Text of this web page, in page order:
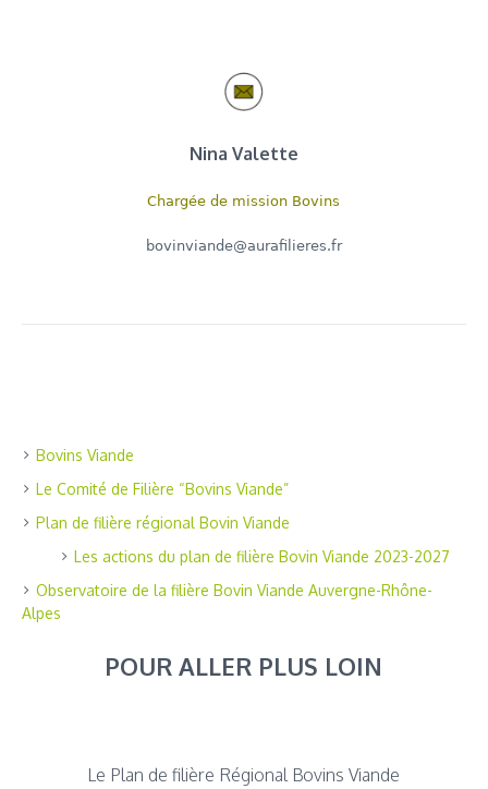
Nina Valette
Chargée de mission Bovins
bovinviande@aurafilieres.fr
Bovins Viande
Le Comité de Filière “Bovins Viande”
Plan de filière régional Bovin Viande
Les actions du plan de filière Bovin Viande 2023-2027
Observatoire de la filière Bovin Viande Auvergne-Rhône-
Alpes
POUR ALLER PLUS LOIN
Le Plan de filière Régional Bovins Viande